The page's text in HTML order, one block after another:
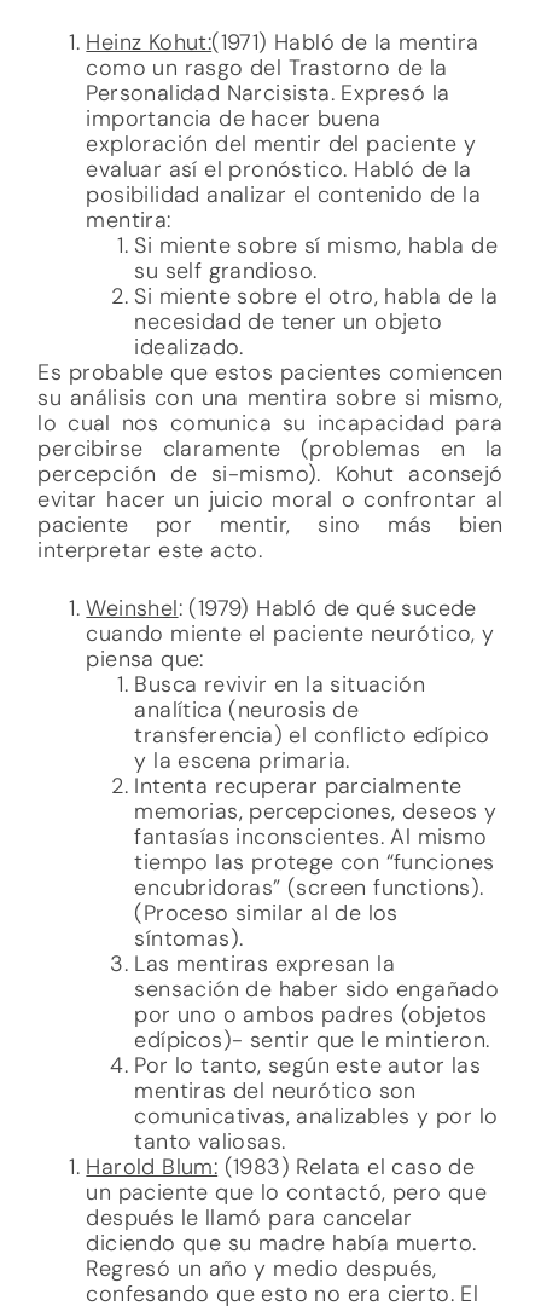
Heinz Kohut:(1971) Habló de la mentira
como un rasgo del Trastorno de la
Personalidad Narcisista. Expresó la
importancia de hacer buena
exploración del mentir del paciente y
evaluar así el pronóstico. Habló de la
posibilidad analizar el contenido de la
mentira:
Si miente sobre sí mismo, habla de
su self grandioso.
Si miente sobre el otro, habla de la
necesidad de tener un objeto
idealizado.
Es probable que estos pacientes comiencen
su análisis con una mentira sobre si mismo,
lo cual nos comunica su incapacidad para
percibirse claramente (problemas en la
percepción de si-mismo). Kohut aconsejó
evitar hacer un juicio moral o confrontar al
paciente por mentir, sino más bien
interpretar este acto.
Weinshel: (1979) Habló de qué sucede
cuando miente el paciente neurótico, y
piensa que:
Busca revivir en la situación
analítica (neurosis de
transferencia) el conflicto edípico
y la escena primaria.
Intenta recuperar parcialmente
memorias, percepciones, deseos y
fantasías inconscientes. Al mismo
tiempo las protege con “funciones
encubridoras” (screen functions).
(Proceso similar al de los
síntomas).
Las mentiras expresan la
sensación de haber sido engañado
por uno o ambos padres (objetos
edípicos)- sentir que le mintieron.
Por lo tanto, según este autor las
mentiras del neurótico son
comunicativas, analizables y por lo
tanto valiosas.
Harold Blum: (1983) Relata el caso de
un paciente que lo contactó, pero que
después le llamó para cancelar
diciendo que su madre había muerto.
Regresó un año y medio después,
confesando que esto no era cierto. El